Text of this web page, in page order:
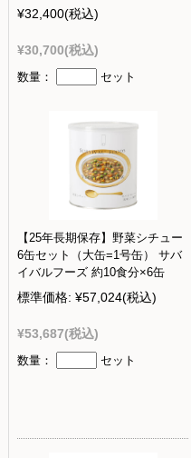
¥32,400(税込)
¥30,700(税込)
数量： セット
【25年長期保存】野菜シチュー
6缶セット（大缶=1号缶） サバ
イバルフーズ 約10食分×6缶
標準価格: ¥57,024(税込)
¥53,687(税込)
数量： セット